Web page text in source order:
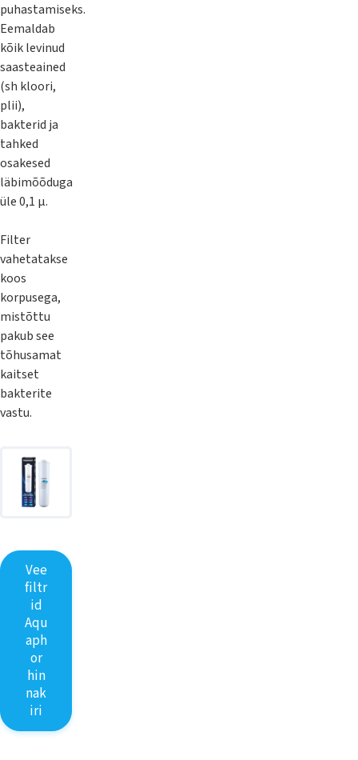
puhastamiseks.
Eemaldab
kõik levinud
saasteained
(sh kloori,
plii),
bakterid ja
tahked
osakesed
läbimõõduga
üle 0,1 µ.
Filter
vahetatakse
koos
korpusega,
mistõttu
pakub see
tõhusamat
kaitset
bakterite
vastu.
Vee
filtr
id
Aqu
aph
or
hin
nak
iri